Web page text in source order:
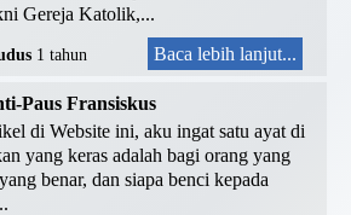
Gereja Katolik,...
1 tahun Baca lebih lanjut...
Paus Fransiskus
di Website ini, aku ingat satu ayat di
yang keras adalah bagi orang yang
benar, dan siapa benci kepada